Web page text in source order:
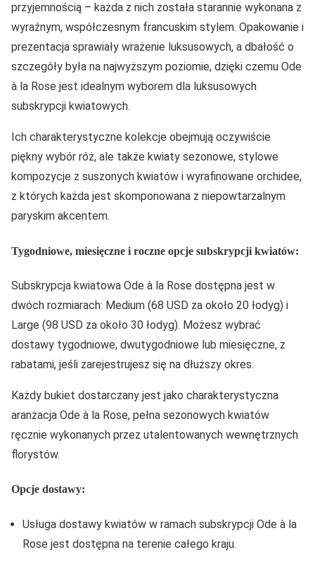
przyjemnością – każda z nich została starannie wykonana z
wyraźnym, współczesnym francuskim stylem. Opakowanie i
prezentacja sprawiały wrażenie luksusowych, a dbałość o
szczegóły była na najwyższym poziomie, dzięki czemu Ode
à la Rose jest idealnym wyborem dla luksusowych
subskrypcji kwiatowych.
Ich charakterystyczne kolekcje obejmują oczywiście
piękny wybór róż, ale także kwiaty sezonowe, stylowe
kompozycje z suszonych kwiatów i wyrafinowane orchidee,
z których każda jest skomponowana z niepowtarzalnym
paryskim akcentem.
Tygodniowe, miesięczne i roczne opcje subskrypcji kwiatów:
Subskrypcja kwiatowa Ode à la Rose dostępna jest w
dwóch rozmiarach: Medium (68 USD za około 20 łodyg) i
Large (98 USD za około 30 łodyg). Możesz wybrać
dostawy tygodniowe, dwutygodniowe lub miesięczne, z
rabatami, jeśli zarejestrujesz się na dłuższy okres.
Każdy bukiet dostarczany jest jako charakterystyczna
aranżacja Ode à la Rose, pełna sezonowych kwiatów
ręcznie wykonanych przez utalentowanych wewnętrznych
florystów.
Opcje dostawy:
Usługa dostawy kwiatów w ramach subskrypcji Ode à la
Rose jest dostępna na terenie całego kraju.